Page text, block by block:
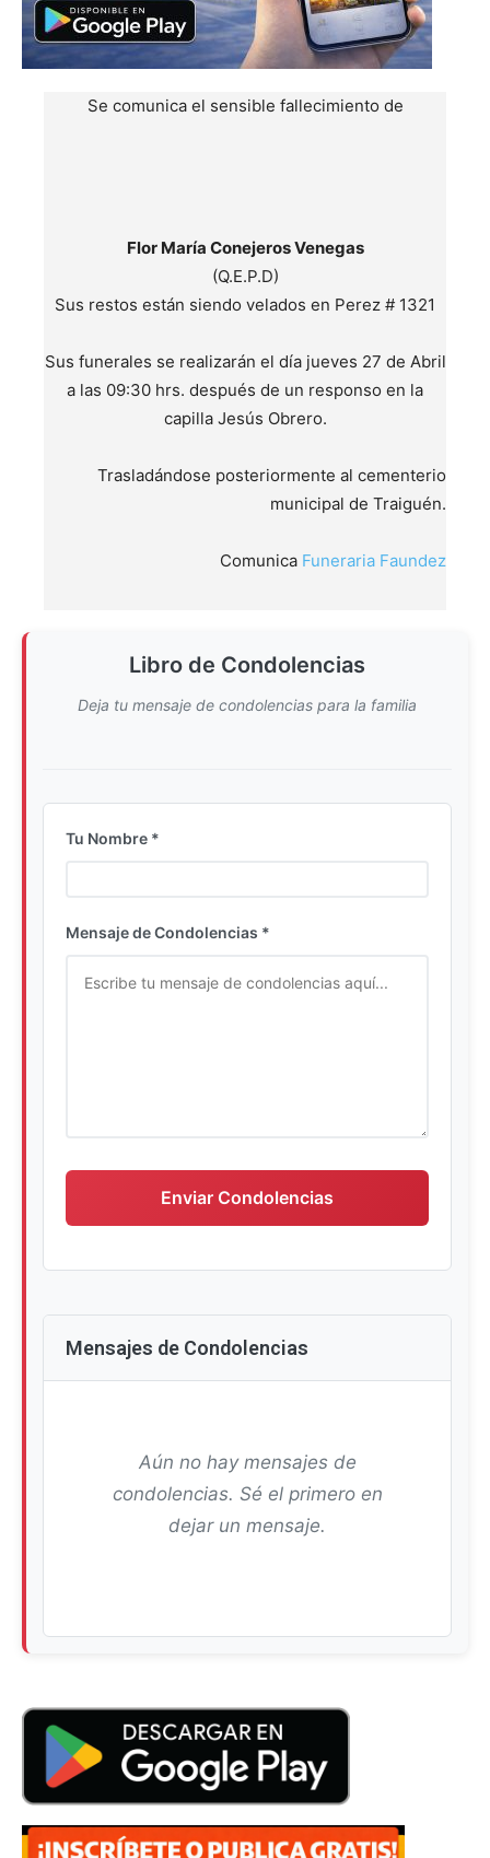
Se comunica el sensible fallecimiento de
Flor María Conejeros Venegas
(Q.E.P.D)
Sus restos están siendo velados en Perez # 1321
Sus funerales se realizarán el día jueves 27 de Abril
a las 09:30 hrs. después de un responso en la
capilla Jesús Obrero.
Trasladándose posteriormente al cementerio
municipal de Traiguén.
Comunica Funeraria Faundez
Libro de Condolencias
Deja tu mensaje de condolencias para la familia
Tu Nombre *
Mensaje de Condolencias *
Enviar Condolencias
Mensajes de Condolencias
Aún no hay mensajes de
condolencias. Sé el primero en
dejar un mensaje.